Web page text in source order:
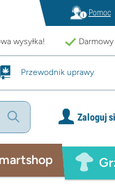
Pomoc
wysyłka!
Przewodnik uprawy
Zaloguj